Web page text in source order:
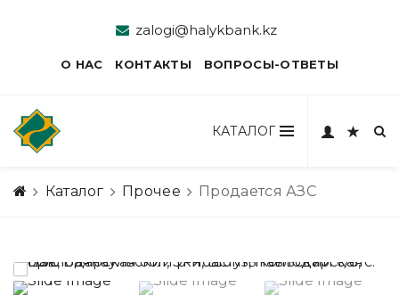
zalogi@halykbank.kz
О НАС КОНТАКТЫ ВОПРОСЫ-ОТВЕТЫ
КАТАЛОГ
Каталог Прочее Продается АЗС